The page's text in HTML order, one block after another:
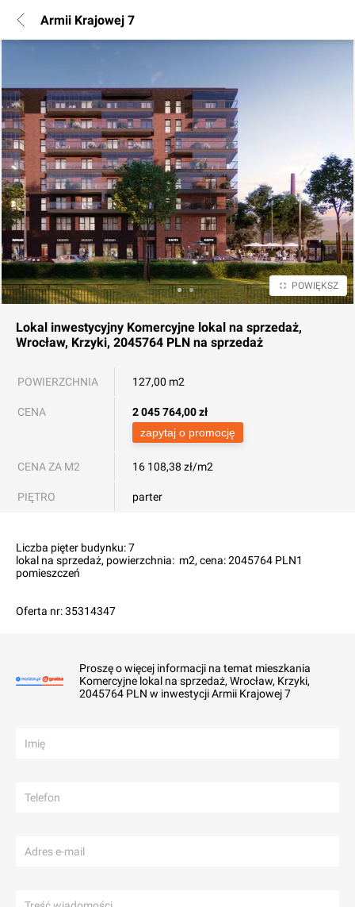
Armii Krajowej 7
POWIĘKSZ
Lokal inwestycyjny Komercyjne lokal na sprzedaż,
Wrocław, Krzyki, 2045764 PLN na sprzedaż
POWIERZCHNIA 127,00 m2
CENA 2 045 764,00zł
zapytaj o promocję
CENA ZA M2 16 108,38 zł/m2
PIĘTRO parter
Liczba pięter budynku: 7
lokal na sprzedaż, powierzchnia:  m2, cena: 2045764 PLN1
pomieszczeń
Oferta nr: 35314347
Proszę o więcej informacji na temat mieszkania
Komercyjne lokal na sprzedaż, Wrocław, Krzyki,
2045764 PLN w inwestycji Armii Krajowej 7